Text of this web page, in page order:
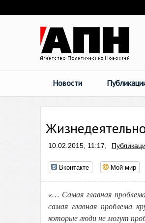
Новости
10.02.2015, 11:17,
Вконтакте Мой мир
«… Самая главная
самая главная проблема
которые люди не могут